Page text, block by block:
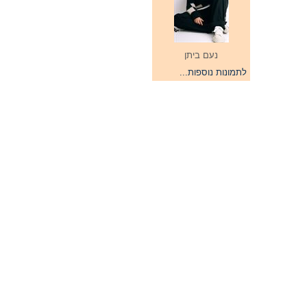
נעם ביתן
לתמונות נוספות...